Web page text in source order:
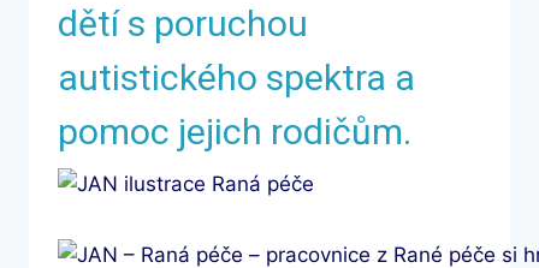
dětí s poruchou
autistického spektra a
pomoc jejich rodičům.